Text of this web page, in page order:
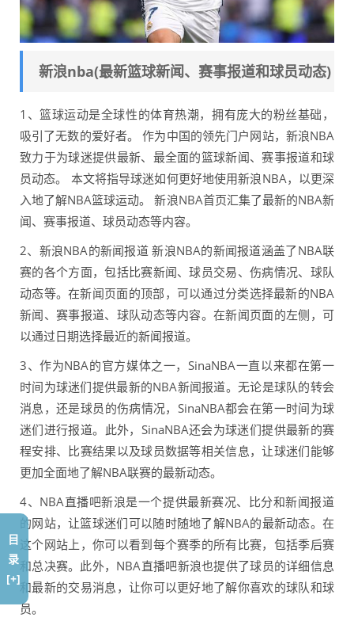
新浪nba(最新篮球新闻、赛事报道和球员动态)
1、篮球运动是全球性的体育热潮，拥有庞大的粉丝基础，
吸引了无数的爱好者。 作为中国的领先门户网站，新浪NBA
致力于为球迷提供最新、最全面的篮球新闻、赛事报道和球
员动态。 本文将指导球迷如何更好地使用新浪NBA，以更深
入地了解NBA篮球运动。 新浪NBA首页汇集了最新的NBA新
闻、赛事报道、球员动态等内容。
2、新浪NBA的新闻报道 新浪NBA的新闻报道涵盖了NBA联
赛的各个方面，包括比赛新闻、球员交易、伤病情况、球队
动态等。在新闻页面的顶部，可以通过分类选择最新的NBA
新闻、赛事报道、球队动态等内容。在新闻页面的左侧，可
以通过日期选择最近的新闻报道。
3、作为NBA的官方媒体之一，SinaNBA一直以来都在第一
时间为球迷们提供最新的NBA新闻报道。无论是球队的转会
消息，还是球员的伤病情况，SinaNBA都会在第一时间为球
迷们进行报道。此外，SinaNBA还会为球迷们提供最新的赛
程安排、比赛结果以及球员数据等相关信息，让球迷们能够
更加全面地了解NBA联赛的最新动态。
4、NBA直播吧新浪是一个提供最新赛况、比分和新闻报道
的网站，让篮球迷们可以随时随地了解NBA的最新动态。在
这个网站上，你可以看到每个赛季的所有比赛，包括季后赛
和总决赛。此外，NBA直播吧新浪也提供了球员的详细信息
和最新的交易消息，让你可以更好地了解你喜欢的球队和球
员。
目
录
[+]